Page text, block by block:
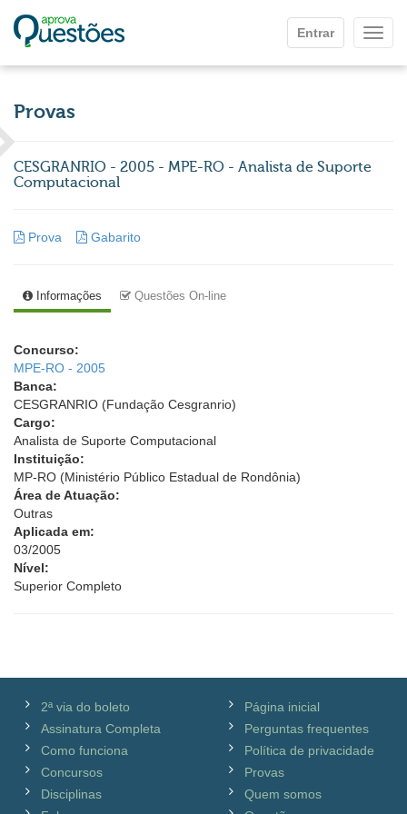
Entrar
Provas
CESGRANRIO - 2005 - MPE-RO - Analista de Suporte
Computacional
Prova Gabarito
Informações Questões On-line
Concurso:
MPE-RO - 2005
Banca:
CESGRANRIO (Fundação Cesgranrio)
Cargo:
Analista de Suporte Computacional
Instituição:
MP-RO (Ministério Público Estadual de Rondônia)
Área de Atuação:
Outras
Aplicada em:
03/2005
Nível:
Superior Completo
2ª via do boleto
Assinatura Completa
Como funciona
Concursos
Disciplinas
Página inicial
Perguntas frequentes
Política de privacidade
Provas
Quem somos